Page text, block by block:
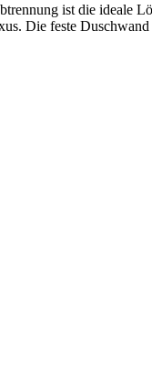
ist die ideale
Die feste